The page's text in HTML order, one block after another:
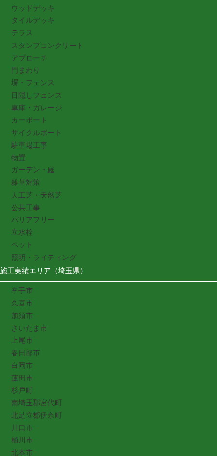
ウッドデッキ
タイルデッキ
テラス
スタンプコンクリート
アプローチ
門まわり
塀・フェンス
目隠しフェンス
車庫・ガレージ
カーポート
サイクルポート
駐車場工事
物置
ガーデン・庭
雑草対策
人工芝・天然芝
公共工事
バリアフリー
立水栓
ペット
照明・ライティング
施工実績エリア（埼玉県）
幸手市
久喜市
加須市
さいたま市
上尾市
春日部市
白岡市
蓮田市
杉戸町
南埼玉郡宮代町
北足立郡伊奈町
川口市
桶川市
北本市